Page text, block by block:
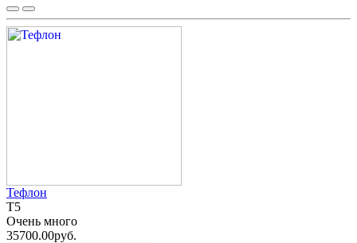
Тефлон
T5
Очень много
35700.00руб.